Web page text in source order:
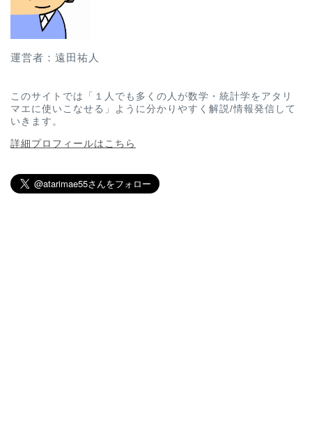
運営者：遠田祐人
このサイトでは「１人でも多くの人が数学・統計学をアタリ
マエに使いこなせる」ように分かりやすく解説/情報発信して
いきます。
詳細プロフィールはこちら